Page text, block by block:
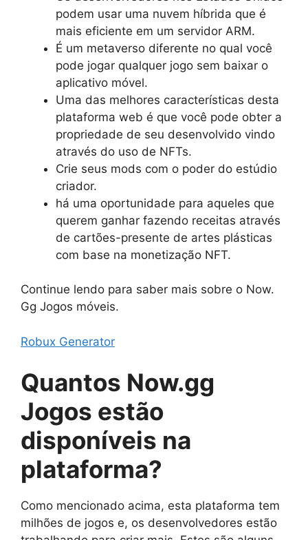
podem usar uma nuvem híbrida que é
mais eficiente em um servidor ARM.
É um metaverso diferente no qual você
pode jogar qualquer jogo sem baixar o
aplicativo móvel.
Uma das melhores características desta
plataforma web é que você pode obter a
propriedade de seu desenvolvido vindo
através do uso de NFTs.
Crie seus mods com o poder do estúdio
criador.
há uma oportunidade para aqueles que
querem ganhar fazendo receitas através
de cartões-presente de artes plásticas
com base na monetização NFT.
Continue lendo para saber mais sobre o Now.
Gg Jogos móveis.
Robux Generator
Quantos Now.gg
Jogos estão
disponíveis na
plataforma?
Como mencionado acima, esta plataforma tem
milhões de jogos e, os desenvolvedores estão